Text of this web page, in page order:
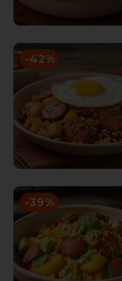
-42%
-39%